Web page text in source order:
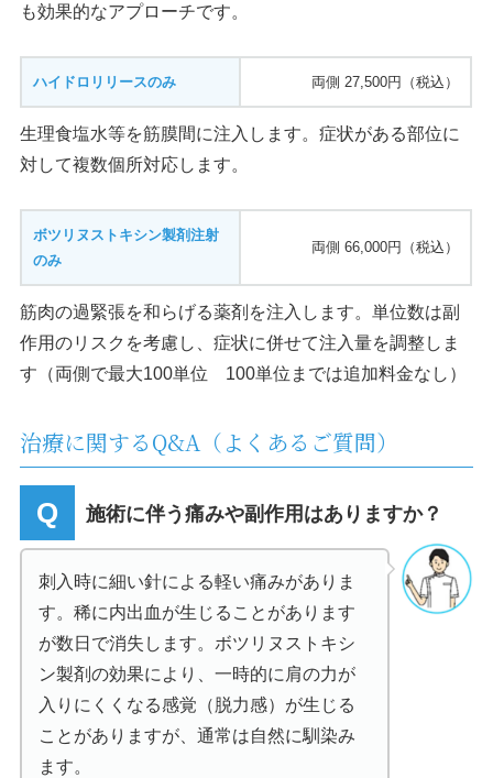
も効果的なアプローチです。
ハイドロリリースのみ 両側 27,500円（税込）
生理食塩水等を筋膜間に注入します。症状がある部位に
対して複数個所対応します。
ボツリヌストキシン製剤注射
のみ
両側 66,000円（税込）
筋肉の過緊張を和らげる薬剤を注入します。単位数は副
作用のリスクを考慮し、症状に併せて注入量を調整しま
す（両側で最大100単位 100単位までは追加料金なし）
治療に関するQ&A（よくあるご質問）
施術に伴う痛みや副作用はありますか？
刺入時に細い針による軽い痛みがありま
す。稀に内出血が生じることがあります
が数日で消失します。ボツリヌストキシ
ン製剤の効果により、一時的に肩の力が
入りにくくなる感覚（脱力感）が生じる
ことがありますが、通常は自然に馴染み
ます。